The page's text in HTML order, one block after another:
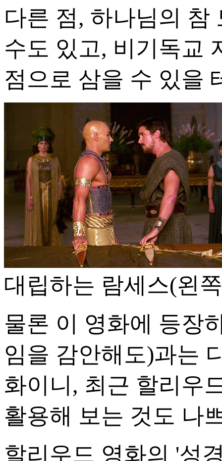
다른 점, 하나님의 참
수도 있고, 비기독교
점으로 삼을 수 있을
대립하는 람세스(왼
물론 이 영화에 등장
임을 감안해도)과는
화이니, 최근 할리우
활용해 보는 것도 나
할리우드 영화의 '성